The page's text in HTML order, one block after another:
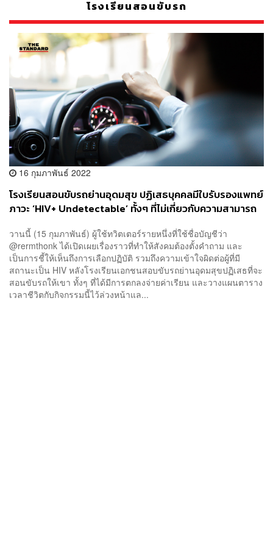
โรงเรียนสอนขับรถ
16 กุมภาพันธ์ 2022
โรงเรียนสอนขับรถย่านอุดมสุข ปฏิเสธบุคคลมีใบรับรองแพทย์
ภาวะ ‘HIV+ Undetectable’ ทั้งๆ ที่ไม่เกี่ยวกับความสามารถ
วานนี้ (15 กุมภาพันธ์) ผู้ใช้ทวิตเตอร์รายหนึ่งที่ใช้ชื่อบัญชีว่า
@rermthonk ได้เปิดเผยเรื่องราวที่ทำให้สังคมต้องตั้งคำถาม และ
เป็นการชี้ให้เห็นถึงการเลือกปฏิบัติ รวมถึงความเข้าใจผิดต่อผู้ที่มี
สถานะเป็น HIV หลังโรงเรียนเอกชนสอบขับรถย่านอุดมสุขปฏิเสธที่จะ
สอนขับรถให้เขา ทั้งๆ ที่ได้มีการตกลงจ่ายค่าเรียน และวางแผนตาราง
เวลาชีวิตกับกิจกรรมนี้ไว้ล่วงหน้าแล...